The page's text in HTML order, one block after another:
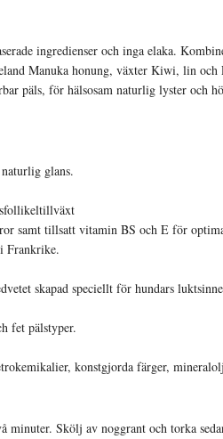
ingredienser och inga elaka.
Manuka honung, växter Kiwi, lin
päls, för hälsosam naturlig lyster och
glans.
samt tillsatt vitamin BS och E för
Frankrike.
skapad speciellt för hundars
fet pälstyper.
konstgjorda färger,
Skölj av noggrant och torka